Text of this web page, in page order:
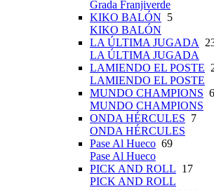
Grada Franjiverde
KIKO BALÓN 5
KIKO BALÓN
LA ÚLTIMA JUGADA
LA ÚLTIMA JUGADA
LAMIENDO EL POSTE
LAMIENDO EL POSTE
MUNDO CHAMPIONS 6
MUNDO CHAMPIONS
ONDA HÉRCULES 7
ONDA HÉRCULES
Pase Al Hueco 69
Pase Al Hueco
PICK AND ROLL 17
PICK AND ROLL